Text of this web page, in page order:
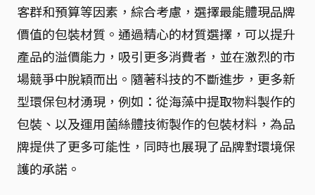
客群和預算等因素，綜合考慮，選擇最能體現品牌
價值的包裝材質。通過精心的材質選擇，可以提升
產品的溢價能力，吸引更多消費者，並在激烈的市
場競爭中脫穎而出。隨著科技的不斷進步，更多新
型環保包材湧現，例如：從海藻中提取物料製作的
包裝、以及運用菌絲體技術製作的包裝材料，為品
牌提供了更多可能性，同時也展現了品牌對環境保
護的承諾。